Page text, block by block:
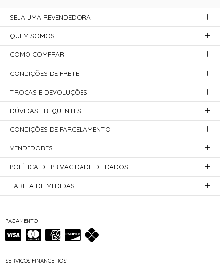
PAGAMENTO
SERVIÇOS FINANCEIROS
SEJA UMA REVENDEDORA
QUEM SOMOS
COMO COMPRAR
CONDIÇÕES DE FRETE
TROCAS E DEVOLUÇÕES
DÚVIDAS FREQUENTES
CONDIÇÕES DE PARCELAMENTO
VENDEDORES:
POLÍTICA DE PRIVACIDADE DE DADOS
TABELA DE MEDIDAS